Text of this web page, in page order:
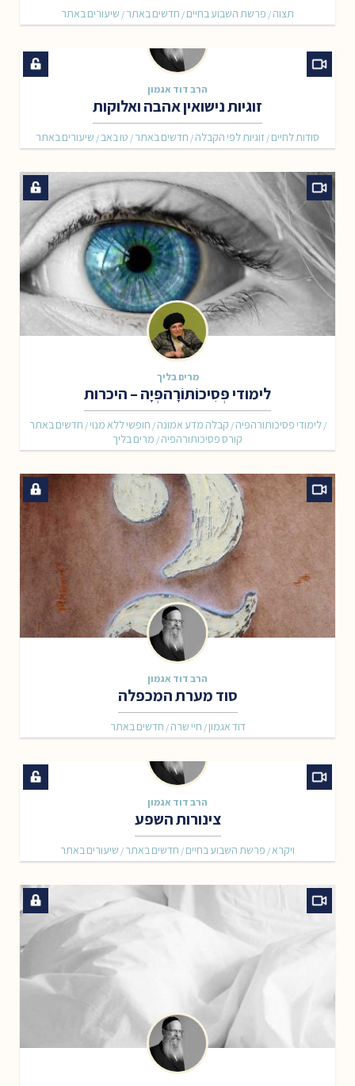
שיעורים באתר / חדשים באתר / פרשת השבוע בחיים / תצוה
הרב דוד אגמון
זוגיות נישואין אהבה ואלוקות
שיעורים באתר / טו באב / חדשים באתר / זוגיות לפי הקבלה / סודות לחיים
מרים בליך
לימודי פְּסִיכוֹתּוֹרָהפְּיָה – היכרות
חדשים באתר /חופשי ללא מנוי / קבלה מדע אמונה / לימודי פסיכותורהפיה /
מרים בליך / קורס פסיכותורהפיה
הרב דוד אגמון
סוד מערת המכפלה
חדשים באתר / חיי שרה /דוד אגמון
הרב דוד אגמון
צינורות השפע
שיעורים באתר / חדשים באתר / פרשת השבוע בחיים / ויקרא